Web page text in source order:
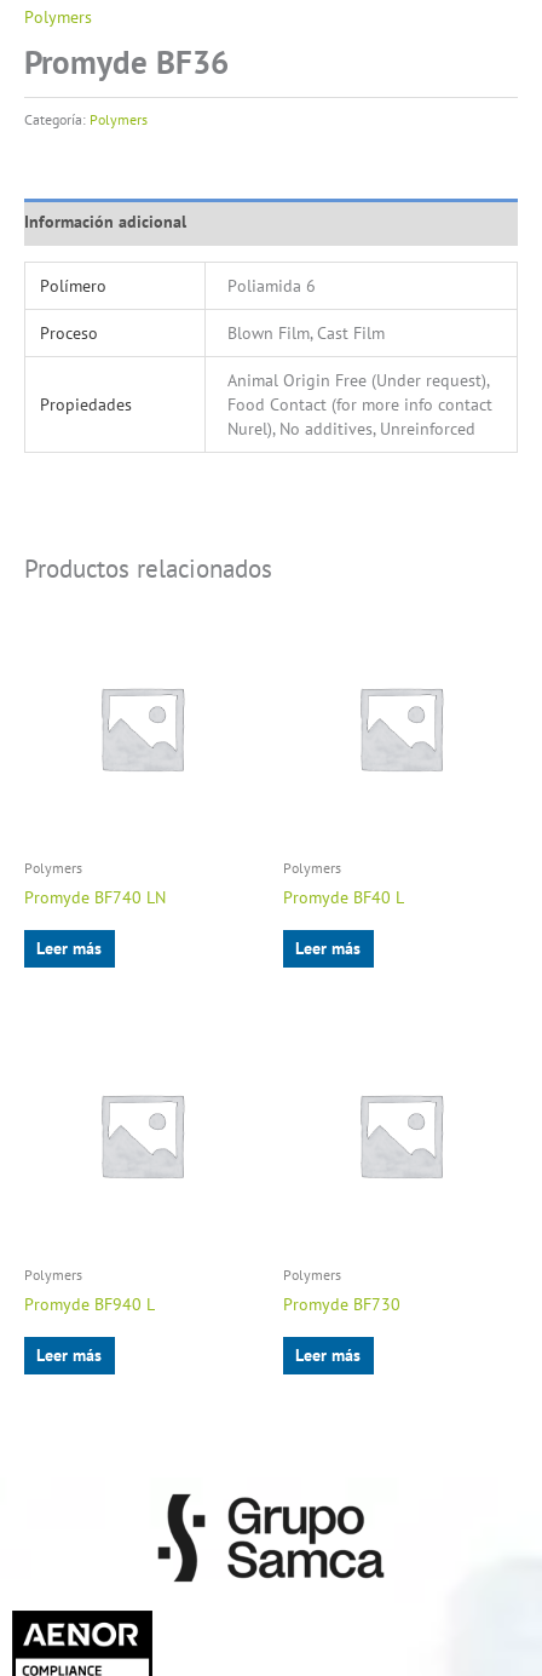
Polymers
Promyde BF36
Categoría: Polymers
Información adicional
Polímero Poliamida 6
Proceso Blown Film, Cast Film
Propiedades
Animal Origin Free (Under request),
Food Contact (for more info contact
Nurel), No additives, Unreinforced
Productos relacionados
Polymers
Promyde BF740 LN
Leer más
Polymers
Promyde BF40 L
Leer más
Polymers
Promyde BF940 L
Leer más
Polymers
Promyde BF730
Leer más